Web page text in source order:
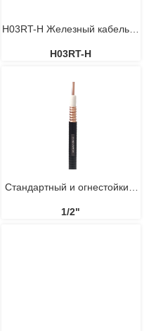
H03RT-H Железный кабель с
H03RT-H
Стандартный и огнестойкий
1/2"